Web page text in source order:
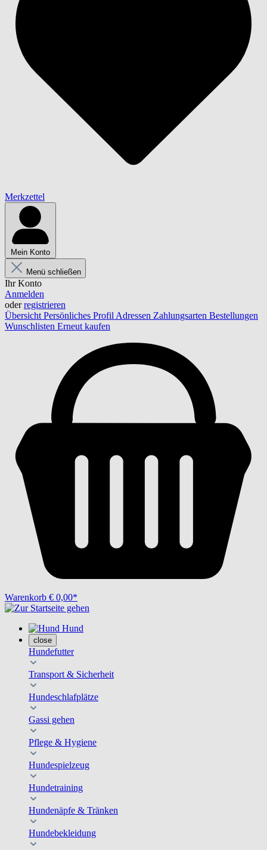
Merkzettel
Mein Konto
Menü schließen
Ihr Konto
Anmelden
oderregistrieren
Übersicht Persönliches Profil Adressen Zahlungsarten Bestellungen
Wunschlisten Erneut kaufen
Warenkorb € 0,00*
Hund
close
Hundefutter
Transport & Sicherheit
Hundeschlafplätze
Gassi gehen
Pflege & Hygiene
Hundespielzeug
Hundetraining
Hundenäpfe & Tränken
Hundebekleidung